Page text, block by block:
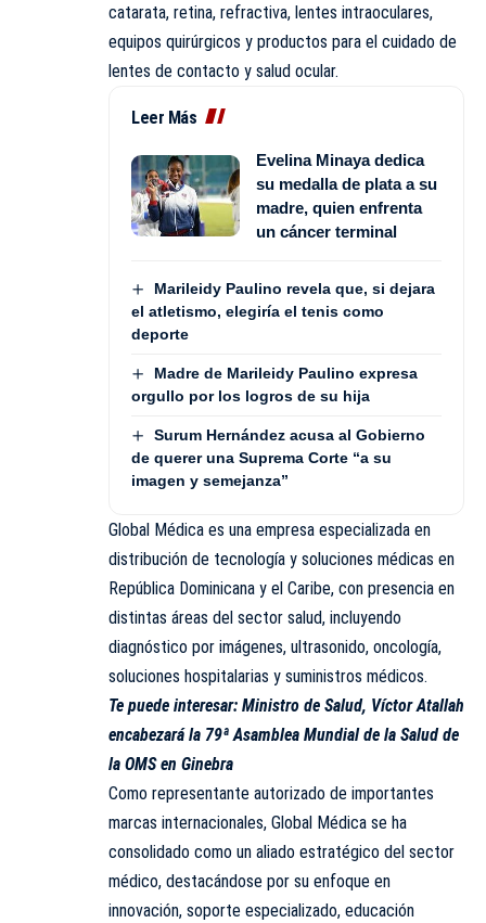
catarata, retina, refractiva, lentes intraoculares,
equipos quirúrgicos y productos para el cuidado de
lentes de contacto y salud ocular.
Leer Más
Evelina Minaya dedica
su medalla de plata a su
madre, quien enfrenta
un cáncer terminal
Marileidy Paulino revela que, si dejara
el atletismo, elegiría el tenis como
deporte
Madre de Marileidy Paulino expresa
orgullo por los logros de su hija
Surum Hernández acusa al Gobierno
de querer una Suprema Corte “a su
imagen y semejanza”
Global Médica es una empresa especializada en
distribución de tecnología y soluciones médicas en
República Dominicana y el Caribe, con presencia en
distintas áreas del sector salud, incluyendo
diagnóstico por imágenes, ultrasonido, oncología,
soluciones hospitalarias y suministros médicos.
Te puede interesar: Ministro de Salud, Víctor Atallah
encabezará la 79ª Asamblea Mundial de la Salud de
la OMS en Ginebra
Como representante autorizado de importantes
marcas internacionales, Global Médica se ha
consolidado como un aliado estratégico del sector
médico, destacándose por su enfoque en
innovación, soporte especializado, educación